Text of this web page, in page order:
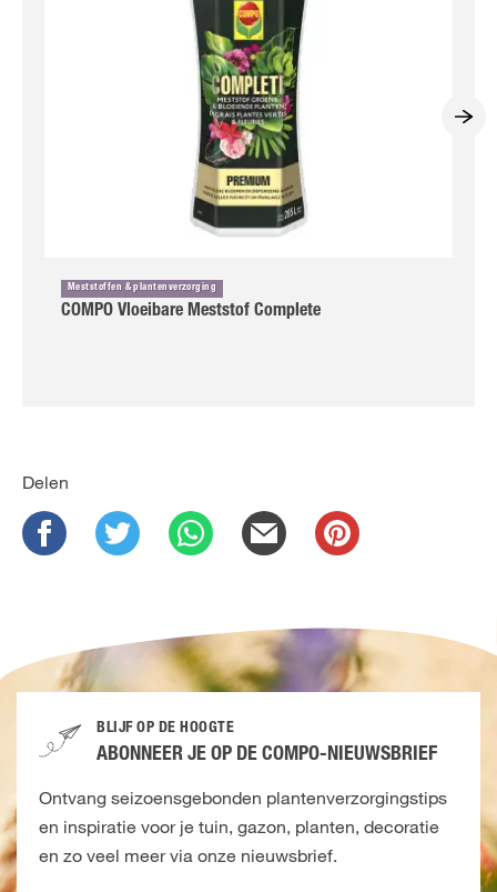
Meststoffen & plantenverzorging
COMPO Vloeibare Meststof Complete
Delen
BLIJF OP DE HOOGTE
ABONNEER JE OP DE COMPO-NIEUWSBRIEF
Ontvang seizoensgebonden plantenverzorgingstips
en inspiratie voor je tuin, gazon, planten, decoratie
en zo veel meer via onze nieuwsbrief.